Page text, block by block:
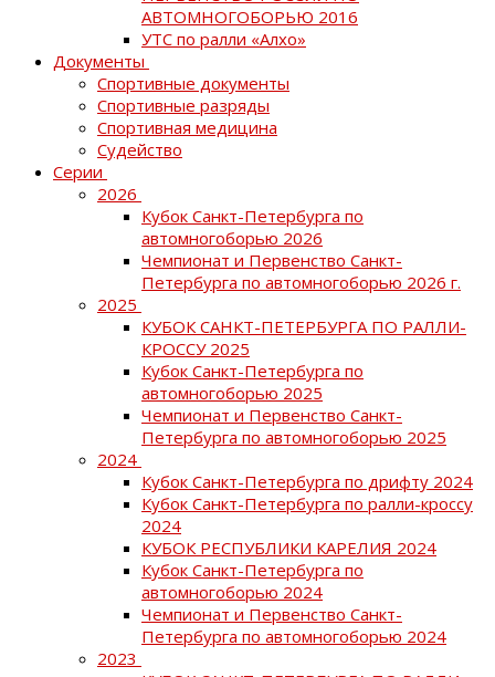
АВТОМНОГОБОРЬЮ 2016
УТС по ралли «Алхо»
Документы
Спортивные документы
Спортивные разряды
Спортивная медицина
Судейство
Серии
2026
Кубок Санкт-Петербурга по
автомногоборью 2026
Чемпионат и Первенство Санкт-
Петербурга по автомногоборью 2026 г.
2025
КУБОК САНКТ-ПЕТЕРБУРГА ПО РАЛЛИ-
КРОССУ 2025
Кубок Санкт-Петербурга по
автомногоборью 2025
Чемпионат и Первенство Санкт-
Петербурга по автомногоборью 2025
2024
Кубок Санкт-Петербурга по дрифту 2024
Кубок Санкт-Петербурга по ралли-кроссу
2024
КУБОК РЕСПУБЛИКИ КАРЕЛИЯ 2024
Кубок Санкт-Петербурга по
автомногоборью 2024
Чемпионат и Первенство Санкт-
Петербурга по автомногоборью 2024
2023